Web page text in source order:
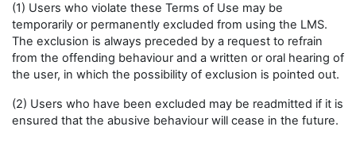
(1) Users who violate these Terms of Use may be
temporarily or permanently excluded from using the LMS.
The exclusion is always preceded by a request to refrain
from the offending behaviour and a written or oral hearing of
the user, in which the possibility of exclusion is pointed out.
(2) Users who have been excluded may be readmitted if it is
ensured that the abusive behaviour will cease in the future.